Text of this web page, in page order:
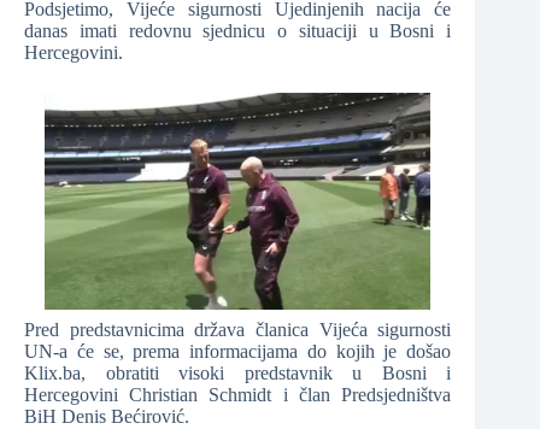
Podsjetimo, Vijeće sigurnosti Ujedinjenih nacija će
danas imati redovnu sjednicu o situaciji u Bosni i
Hercegovini.
Pred predstavnicima država članica Vijeća sigurnosti
UN-a će se, prema informacijama do kojih je došao
Klix.ba, obratiti visoki predstavnik u Bosni i
Hercegovini Christian Schmidt i član Predsjedništva
BiH Denis Bećirović.